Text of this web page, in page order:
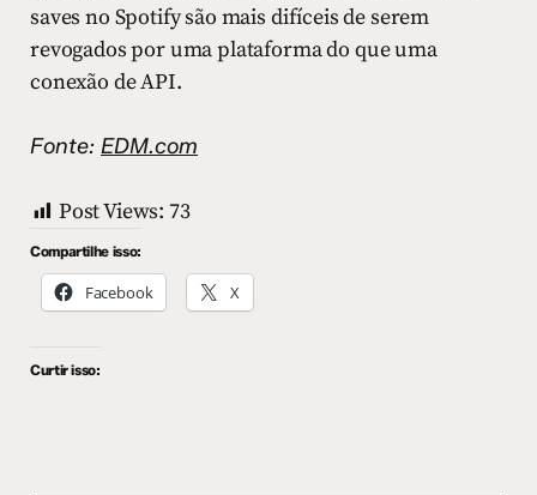
saves no Spotify são mais difíceis de serem
revogados por uma plataforma do que uma
conexão de API.
Fonte: EDM.com
Post Views: 73
Compartilhe isso:
Facebook X
Curtir isso: